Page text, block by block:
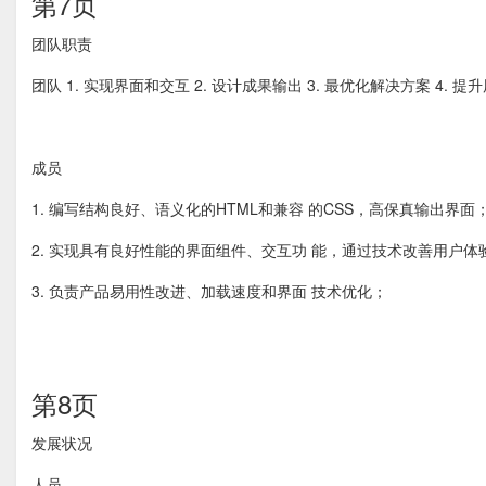
团队职责
团队 1. 实现界面和交互 2. 设计成果输出 3. 最优化解决方案 4. 提
成员
1. 编写结构良好、语义化的HTML和兼容 的CSS，高保真输出界面；
2. 实现具有良好性能的界面组件、交互功 能，通过技术改善用户体
3. 负责产品易用性改进、加载速度和界面 技术优化；
第8页
发展状况